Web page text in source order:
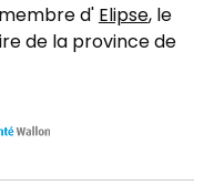
d'Elipse, le
de la province de